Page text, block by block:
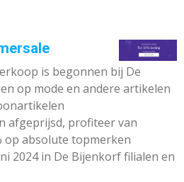
is begonnen bij De
op mode en andere artikelen
afgeprijsd, profiteer van
op absolute topmerken
2024 in De Bijenkorf filialen en